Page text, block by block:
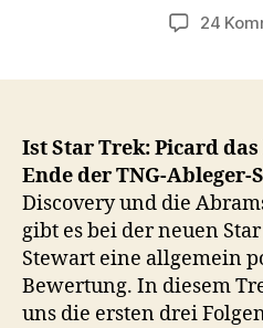
24
Ist Star Trek: Picard
Ende der TNG-Ableger-
Discovery und die
gibt es bei der neuen
Stewart eine allgemein
Bewertung. In diesem
uns die ersten drei